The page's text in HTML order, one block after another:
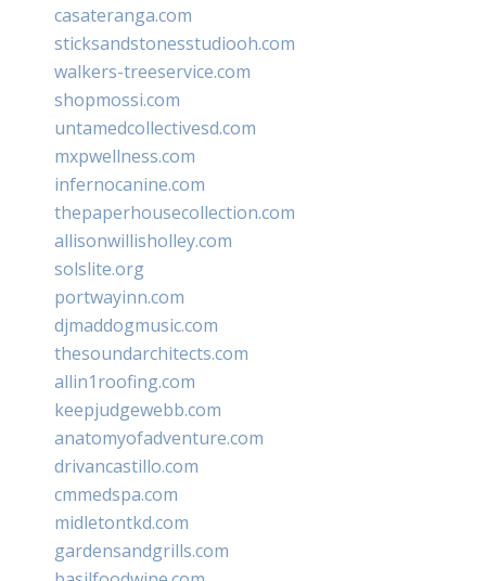
casateranga.com
sticksandstonesstudiooh.com
walkers-treeservice.com
shopmossi.com
untamedcollectivesd.com
mxpwellness.com
infernocanine.com
thepaperhousecollection.com
allisonwillisholley.com
solslite.org
portwayinn.com
djmaddogmusic.com
thesoundarchitects.com
allin1roofing.com
keepjudgewebb.com
anatomyofadventure.com
drivancastillo.com
cmmedspa.com
midletontkd.com
gardensandgrills.com